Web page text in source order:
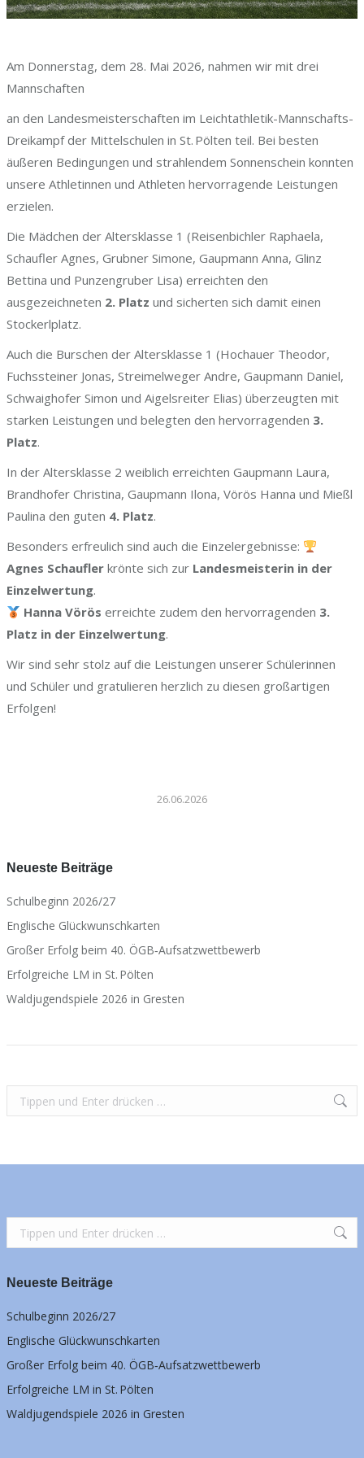
Am Donnerstag, dem 28. Mai 2026, nahmen wir mit drei
Mannschaften
an den Landesmeisterschaften im Leichtathletik-Mannschafts-
Dreikampf der Mittelschulen in St. Pölten teil. Bei besten
äußeren Bedingungen und strahlendem Sonnenschein konnten
unsere Athletinnen und Athleten hervorragende Leistungen
erzielen.
Die Mädchen der Altersklasse 1 (Reisenbichler Raphaela,
Schaufler Agnes, Grubner Simone, Gaupmann Anna, Glinz
Bettina und Punzengruber Lisa) erreichten den
ausgezeichneten 2. Platz und sicherten sich damit einen
Stockerlplatz.
Auch die Burschen der Altersklasse 1 (Hochauer Theodor,
Fuchssteiner Jonas, Streimelweger Andre, Gaupmann Daniel,
Schwaighofer Simon und Aigelsreiter Elias) überzeugten mit
starken Leistungen und belegten den hervorragenden 3.
Platz.
In der Altersklasse 2 weiblich erreichten Gaupmann Laura,
Brandhofer Christina, Gaupmann Ilona, Vörös Hanna und Mießl
Paulina den guten 4. Platz.
Besonders erfreulich sind auch die Einzelergebnisse:
Agnes Schaufler krönte sich zur Landesmeisterin in der
Einzelwertung.
Hanna Vörös erreichte zudem den hervorragenden 3.
Platz in der Einzelwertung.
Wir sind sehr stolz auf die Leistungen unserer Schülerinnen
und Schüler und gratulieren herzlich zu diesen großartigen
Erfolgen!
26.06.2026
Neueste Beiträge
Schulbeginn 2026/27
Englische Glückwunschkarten
Großer Erfolg beim 40. ÖGB‑Aufsatzwettbewerb
Erfolgreiche LM in St. Pölten
Waldjugendspiele 2026 in Gresten
Search:
Search:
Neueste Beiträge
Schulbeginn 2026/27
Englische Glückwunschkarten
Großer Erfolg beim 40. ÖGB‑Aufsatzwettbewerb
Erfolgreiche LM in St. Pölten
Waldjugendspiele 2026 in Gresten